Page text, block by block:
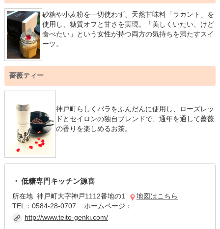
砂糖や小麦粉を一切使わず、天然甘味料「ラカント」を
使用し、糖質オフと甘さを実現。「美しくいたい、けど
食べたい」という女性が持つ両方の気持ちを満たすスイ
ーツ。
薔薇ティー
神戸町らしくバラをふんだんに使用し、ローズレッ
ドとセイロンの独自ブレンドで、通年を通して薔薇
の香りを楽しめるお茶。
低糖専門キッチン源喜
所在地 神戸町大字神戸1112番地の1
地図はこちら
TEL：0584-28-0707 ホームページ：
http://www.teito-genki.com/